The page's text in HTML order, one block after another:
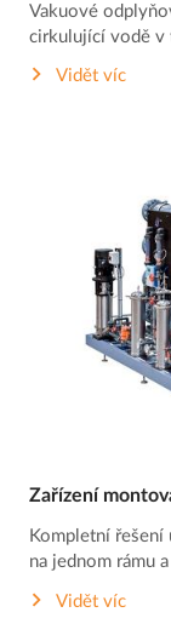
Vakuové
cirkulující vodě v
Vidět víc
Zařízení
Kompletní
na jednom rámu
Vidět víc